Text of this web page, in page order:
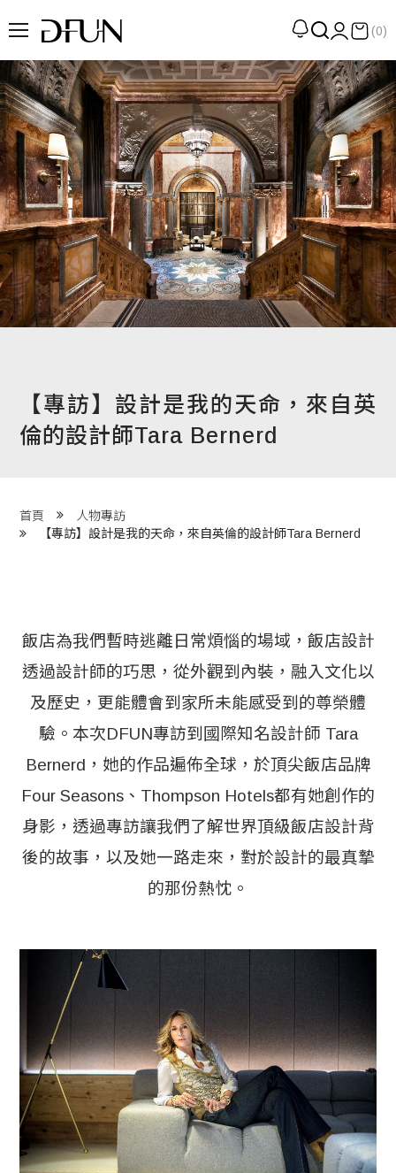
劃
點
察
案
場
訪
展
選品
們 About DFUN
程 Milestones
團 Square Rich
(0)
【專訪】設計是我的天命，來自英
倫的設計師Tara Bernerd
首頁
人物專訪
【專訪】設計是我的天命，來自英倫的設計師Tara Bernerd
飯店為我們暫時逃離日常煩惱的場域，飯店設計
透過設計師的巧思，從外觀到內裝，融入文化以
及歷史，更能體會到家所未能感受到的尊榮體
驗。本次DFUN專訪到國際知名設計師 Tara
Bernerd，她的作品遍佈全球，於頂尖飯店品牌
Four Seasons、Thompson Hotels都有她創作的
身影，透過專訪讓我們了解世界頂級飯店設計背
後的故事，以及她一路走來，對於設計的最真摯
的那份熱忱。